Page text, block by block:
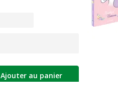
Ajouter au panier